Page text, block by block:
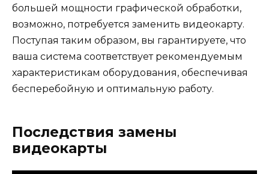
большей мощности графической обработки,
возможно, потребуется заменить видеокарту.
Поступая таким образом, вы гарантируете, что
ваша система соответствует рекомендуемым
характеристикам оборудования, обеспечивая
бесперебойную и оптимальную работу.
Последствия замены
видеокарты